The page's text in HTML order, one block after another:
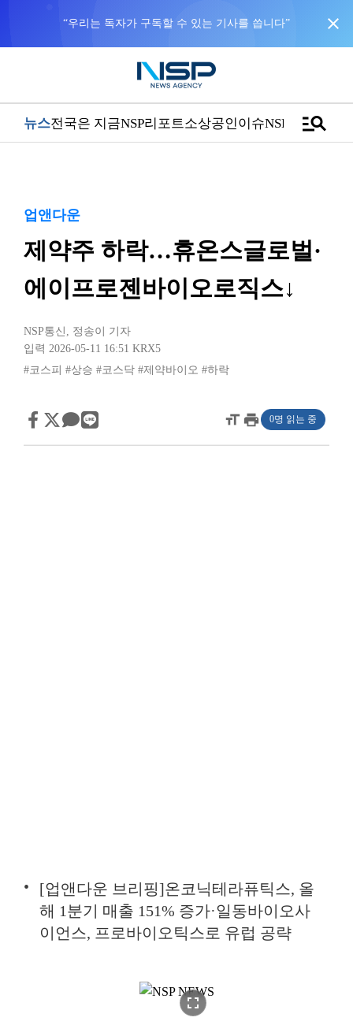
“우리는 독자가 구독할 수 있는 기사를 씁니다” close
뉴스전국은 지금NSP리포트소상공인이슈NSPTVmanage_search
업앤다운
제약주 하락…휴온스글로벌·
에이프로젠바이오로직스↓
NSP통신 , 정송이 기자
입력 2026-05-11 16:51 KRX5
#코스피 #상승 #코스닥 #제약바이오 #하락
format_sizeprint 0명 읽는 중
[업앤다운 브리핑]온코닉테라퓨틱스, 올
해 1분기 매출 151% 증가·일동바이오사
이언스, 프로바이오틱스로 유럽 공략
fullscreen